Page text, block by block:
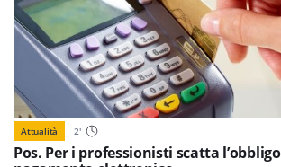
Attualità 2'
Pos. Per i professionisti scatta